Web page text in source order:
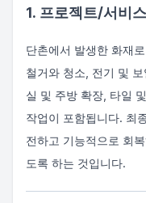
1. 프로젝트/서비
단촌에서 발생한 화재
철거와 청소, 전기 및
실 및 주방 확장, 타일
작업이 포함됩니다. 최
전하고 기능적으로 회
도록 하는 것입니다.